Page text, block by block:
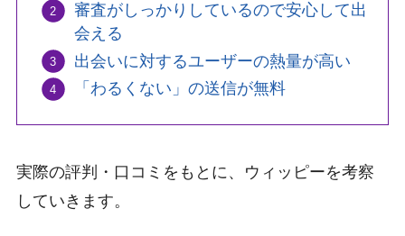
審査がしっかりしているので安心して出
会える
出会いに対するユーザーの熱量が高い
「わるくない」の送信が無料
実際の評判・口コミをもとに、ウィッピーを考察
していきます。